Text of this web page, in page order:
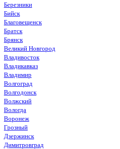
Березники
Бийск
Благовещенск
Братск
Брянск
Великий Новгород
Владивосток
Владикавказ
Владимир
Волгоград
Волгодонск
Волжский
Вологда
Воронеж
Грозный
Дзержинск
Димитровград